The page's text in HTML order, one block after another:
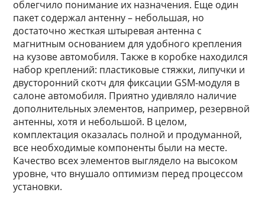
облегчило понимание их назначения. Еще один
пакет содержал антенну – небольшая, но
достаточно жесткая штыревая антенна с
магнитным основанием для удобного крепления
на кузове автомобиля. Также в коробке находился
набор креплений: пластиковые стяжки, липучки и
двусторонний скотч для фиксации GSM-модуля в
салоне автомобиля. Приятно удивляло наличие
дополнительных элементов, например, резервной
антенны, хотя и небольшой. В целом,
комплектация оказалась полной и продуманной,
все необходимые компоненты были на месте.
Качество всех элементов выглядело на высоком
уровне, что внушало оптимизм перед процессом
установки.